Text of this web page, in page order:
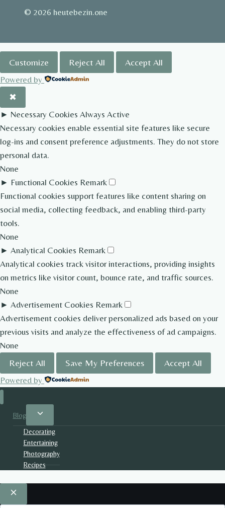
© 2026 heutebezin.one
Customize Reject All Accept All
Powered by
✖
► Necessary Cookies Always Active
Necessary cookies enable essential site features like secure
log-ins and consent preference adjustments. They do not store
personal data.
None
► Functional Cookies Remark
Functional cookies support features like content sharing on
social media, collecting feedback, and enabling third-party
tools.
None
► Analytical Cookies Remark
Analytical cookies track visitor interactions, providing insights
on metrics like visitor count, bounce rate, and traffic sources.
None
► Advertisement Cookies Remark
Advertisement cookies deliver personalized ads based on your
previous visits and analyze the effectiveness of ad campaigns.
None
Reject All Save My Preferences Accept All
Powered by
Blog
Toggle
child
menu
Decorating
Entertaining
Photography
Recipes